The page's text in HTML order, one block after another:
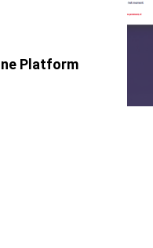
Platform